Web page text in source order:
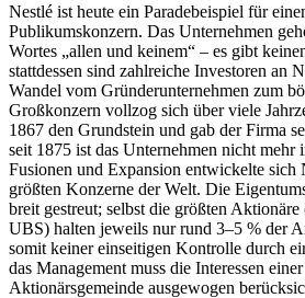
Nestlé ist heute ein Paradebeispiel für
Publikumskonzern. Das Unternehmen
Wortes „allen und keinem“ – es gibt
stattdessen sind zahlreiche Investoren an
Wandel vom Gründerunternehmen zum
Großkonzern vollzog sich über viele
1867 den Grundstein und gab der Firma
seit 1875 ist das Unternehmen nicht mehr
Fusionen und Expansion entwickelte sich
größten Konzerne der Welt. Die
breit gestreut; selbst die größten
UBS) halten jeweils nur rund 3–5 % der
somit keiner einseitigen Kontrolle durch
das Management muss die Interessen
Aktionärsgemeinde ausgewogen